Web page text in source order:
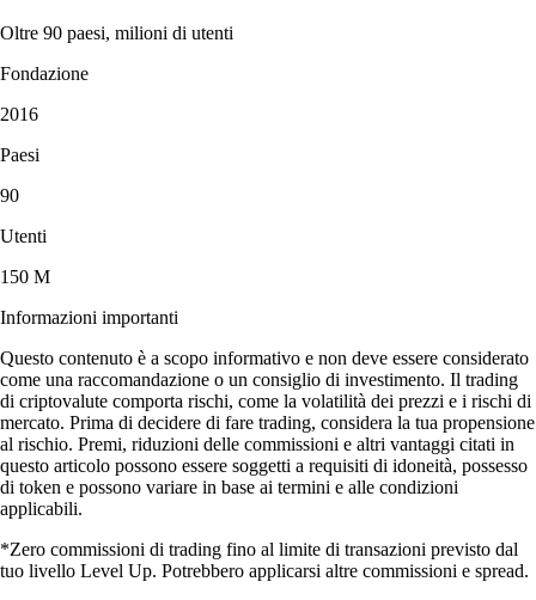
Oltre 90 paesi, milioni di utenti
Fondazione
2016
Paesi
90
Utenti
150 M
Informazioni importanti
Questo contenuto è a scopo informativo e non deve essere considerato
come una raccomandazione o un consiglio di investimento. Il trading
di criptovalute comporta rischi, come la volatilità dei prezzi e i rischi di
mercato. Prima di decidere di fare trading, considera la tua propensione
al rischio. Premi, riduzioni delle commissioni e altri vantaggi citati in
questo articolo possono essere soggetti a requisiti di idoneità, possesso
di token e possono variare in base ai termini e alle condizioni
applicabili.
*Zero commissioni di trading fino al limite di transazioni previsto dal
tuo livello Level Up. Potrebbero applicarsi altre commissioni e spread.